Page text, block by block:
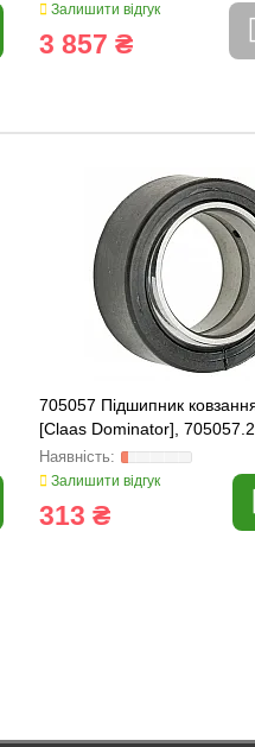
Залишити відгук
3 857 ₴
705057 Підшипник
[Claas Dominator],
Z41096
Залишити відгук
313 ₴